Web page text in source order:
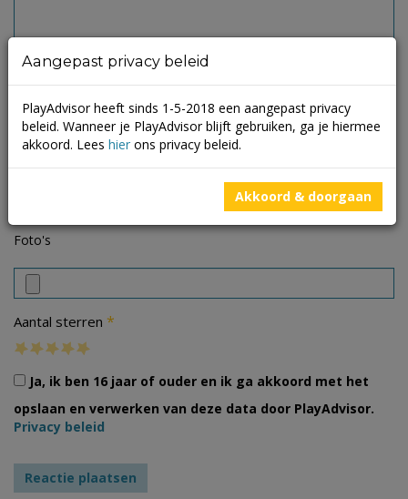
Foto's
Aantal sterren *
Ja, ik ben 16 jaar of ouder en ik ga akkoord met het
opslaan en verwerken van deze data door PlayAdvisor.
Privacy beleid
Aangepast privacy beleid
PlayAdvisor heeft sinds 1-5-2018 een aangepast privacy
beleid. Wanneer je PlayAdvisor blijft gebruiken, ga je hiermee
akkoord. Lees hier ons privacy beleid.
Akkoord & doorgaan